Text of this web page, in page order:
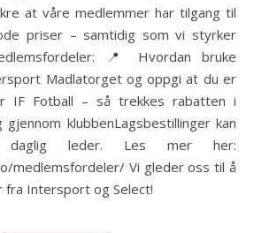
at våre medlemmer har tilgang til
priser – samtidig som vi styrker
📍 Hvordan bruke
Madlatorget og oppgi at du er
IF Fotball – så trekkes rabatten i
klubbenLagsbestillinger kan
daglig leder. Les mer her:
medlemsfordeler/ Vi gleder oss til å
fra Intersport og Select!